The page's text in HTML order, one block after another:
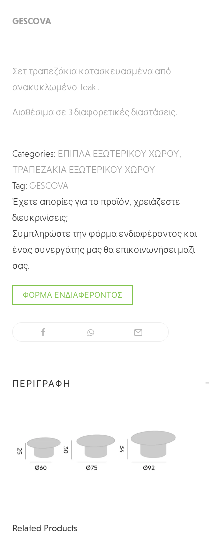
GESCOVA
Σετ τραπεζάκια κατασκευασμένα από
ανακυκλωμένο Teak .
Διαθέσιμα σε 3 διαφορετικές διαστάσεις.
Categories: ΕΠΙΠΛΑ ΕΞΩΤΕΡΙΚΟΥ ΧΩΡΟΥ,
ΤΡΑΠΕΖΑΚΙΑ ΕΞΩΤΕΡΙΚΟΥ ΧΩΡΟΥ
Tag: GESCOVA
Έχετε απορίες για το προϊόν, χρειάζεστε
διευκρινίσεις;
Συμπληρώστε την φόρμα ενδιαφέροντος και
ένας συνεργάτης μας θα επικοινωνήσει μαζί
σας.
ΦΌΡΜΑ ΕΝΔΙΑΦΈΡΟΝΤΟΣ
ΠΕΡΙΓΡΑΦΉ
Related Products